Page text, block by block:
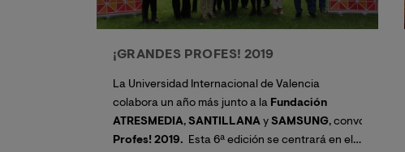
¡GRANDES PROFES! 2019
La Universidad Internacional de Valencia
colabora un año más junto a la Fundación
ATRESMEDIA, SANTILLANA y SAMSUNG, convocando
Profes! 2019. Esta 6ª edición se centrará en el